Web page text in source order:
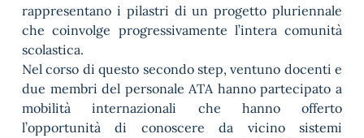
rappresentano i pilastri di un progetto pluriennale
che coinvolge progressivamente l’intera comunità
scolastica.
Nel corso di questo secondo step, ventuno docenti e
due membri del personale ATA hanno partecipato a
mobilità internazionali che hanno offerto
l’opportunità di conoscere da vicino sistemi